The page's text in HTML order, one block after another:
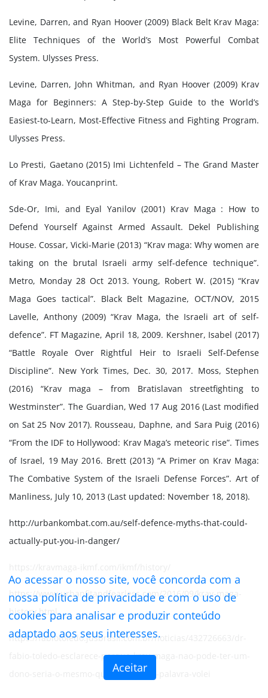
Levine, Darren, and Ryan Hoover (2009) Black Belt Krav Maga:
Elite Techniques of the World’s Most Powerful Combat
System. Ulysses Press.
Levine, Darren, John Whitman, and Ryan Hoover (2009) Krav
Maga for Beginners: A Step-by-Step Guide to the World’s
Easiest-to-Learn, Most-Effective Fitness and Fighting Program.
Ulysses Press.
Lo Presti, Gaetano (2015) Imi Lichtenfeld – The Grand Master
of Krav Maga. Youcanprint.
Sde-Or, Imi, and Eyal Yanilov (2001) Krav Maga : How to
Defend Yourself Against Armed Assault. Dekel Publishing
House. Cossar, Vicki-Marie (2013) “Krav maga: Why women are
taking on the brutal Israeli army self-defence technique”.
Metro, Monday 28 Oct 2013. Young, Robert W. (2015) “Krav
Maga Goes tactical”. Black Belt Magazine, OCT/NOV, 2015
Lavelle, Anthony (2009) “Krav Maga, the Israeli art of self-
defence”. FT Magazine, April 18, 2009. Kershner, Isabel (2017)
“Battle Royale Over Rightful Heir to Israeli Self-Defense
Discipline”. New York Times, Dec. 30, 2017. Moss, Stephen
(2016) “Krav maga – from Bratislavan streetfighting to
Westminster”. The Guardian, Wed 17 Aug 2016 (Last modified
on Sat 25 Nov 2017). Rousseau, Daphne, and Sara Puig (2016)
“From the IDF to Hollywood: Krav Maga’s meteoric rise”. Times
of Israel, 19 May 2016. Brett (2013) “A Primer on Krav Maga:
The Combative System of the Israeli Defense Forces”. Art of
Manliness, July 10, 2013 (Last updated: November 18, 2018).
http://urbankombat.com.au/self-defence-myths-that-could-
actually-put-you-in-danger/
https://www.urbanfitandfearless.com/2016/09/krav-maga-
history.html
https://fabiotoledo.jusbrasil.com.br/noticias/432726663/dr-
fabio-toledo-esclarece-porque-krav-maga-nao-pode-ter-um-
dono-seria-o-mesmo-que-registrar-a-palavra-volei
Ao acessar o nosso site, você concorda com a
nossa política de privacidade e com o uso de
cookies para analisar e produzir conteúdo
adaptado aos seus interesses.
Aceitar